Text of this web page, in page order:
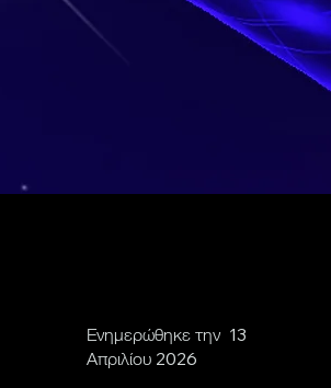
Ενημερώθηκε την 13
Απριλίου 2026